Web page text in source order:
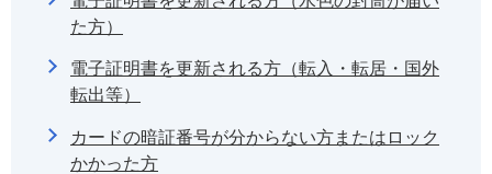
た方）
電子証明書を更新される方（転入・転居・国外
転出等）
カードの暗証番号が分からない方またはロック
かかった方